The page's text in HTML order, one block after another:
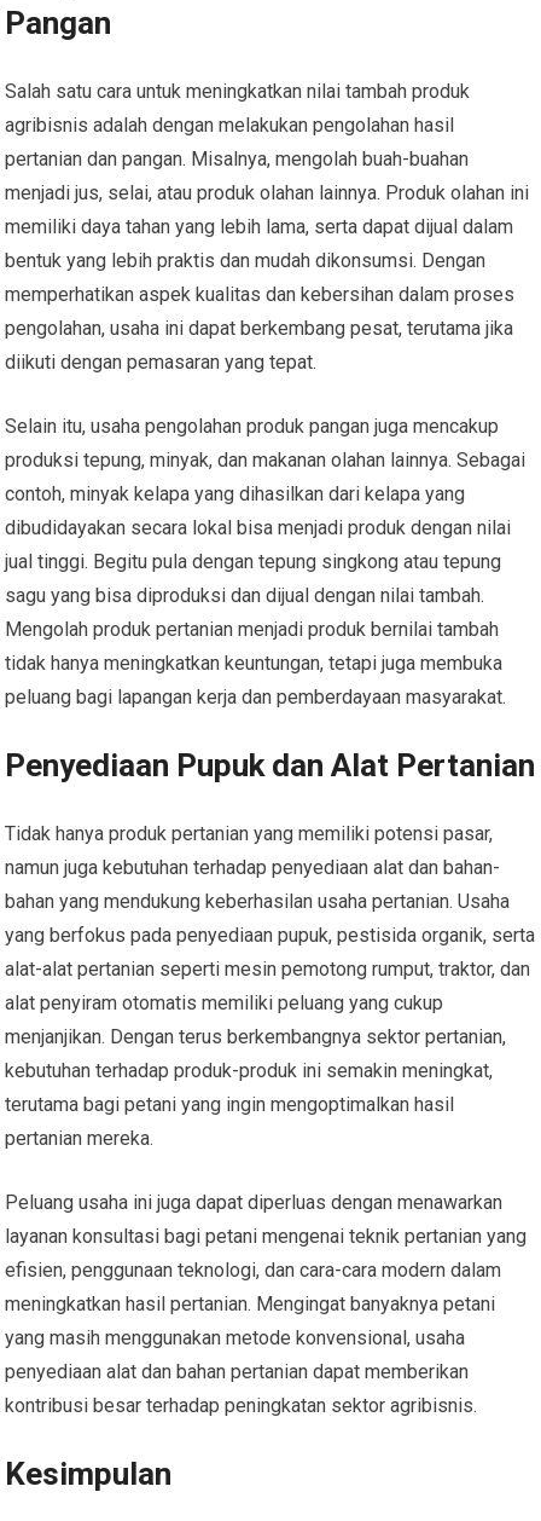
Pangan
Salah satu cara untuk meningkatkan nilai tambah produk
agribisnis adalah dengan melakukan pengolahan hasil
pertanian dan pangan. Misalnya, mengolah buah-buahan
menjadi jus, selai, atau produk olahan lainnya. Produk olahan ini
memiliki daya tahan yang lebih lama, serta dapat dijual dalam
bentuk yang lebih praktis dan mudah dikonsumsi. Dengan
memperhatikan aspek kualitas dan kebersihan dalam proses
pengolahan, usaha ini dapat berkembang pesat, terutama jika
diikuti dengan pemasaran yang tepat.
Selain itu, usaha pengolahan produk pangan juga mencakup
produksi tepung, minyak, dan makanan olahan lainnya. Sebagai
contoh, minyak kelapa yang dihasilkan dari kelapa yang
dibudidayakan secara lokal bisa menjadi produk dengan nilai
jual tinggi. Begitu pula dengan tepung singkong atau tepung
sagu yang bisa diproduksi dan dijual dengan nilai tambah.
Mengolah produk pertanian menjadi produk bernilai tambah
tidak hanya meningkatkan keuntungan, tetapi juga membuka
peluang bagi lapangan kerja dan pemberdayaan masyarakat.
Penyediaan Pupuk dan Alat Pertanian
Tidak hanya produk pertanian yang memiliki potensi pasar,
namun juga kebutuhan terhadap penyediaan alat dan bahan-
bahan yang mendukung keberhasilan usaha pertanian. Usaha
yang berfokus pada penyediaan pupuk, pestisida organik, serta
alat-alat pertanian seperti mesin pemotong rumput, traktor, dan
alat penyiram otomatis memiliki peluang yang cukup
menjanjikan. Dengan terus berkembangnya sektor pertanian,
kebutuhan terhadap produk-produk ini semakin meningkat,
terutama bagi petani yang ingin mengoptimalkan hasil
pertanian mereka.
Peluang usaha ini juga dapat diperluas dengan menawarkan
layanan konsultasi bagi petani mengenai teknik pertanian yang
efisien, penggunaan teknologi, dan cara-cara modern dalam
meningkatkan hasil pertanian. Mengingat banyaknya petani
yang masih menggunakan metode konvensional, usaha
penyediaan alat dan bahan pertanian dapat memberikan
kontribusi besar terhadap peningkatan sektor agribisnis.
Kesimpulan